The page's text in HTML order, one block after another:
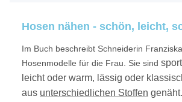
Hosen nähen - schön, leicht,
Im Buch beschreibt Schneiderin
Hosenmodelle für die Frau. Sie sind
leicht oder warm, lässig oder
aus unterschiedlichen Stoffen